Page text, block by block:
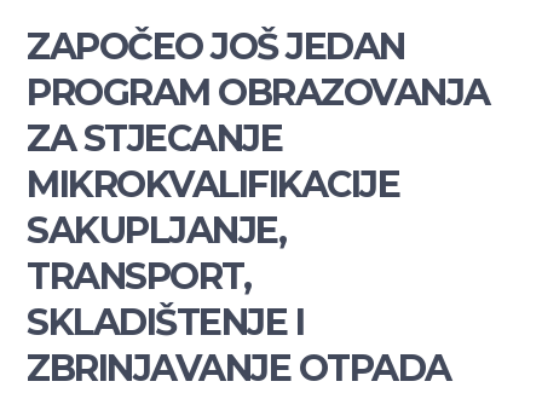
ZAPOČEO JOŠ JEDAN
PROGRAM OBRAZOVANJA
ZA STJECANJE
MIKROKVALIFIKACIJE
SAKUPLJANJE,
TRANSPORT,
SKLADIŠTENJE I
ZBRINJAVANJE OTPADA